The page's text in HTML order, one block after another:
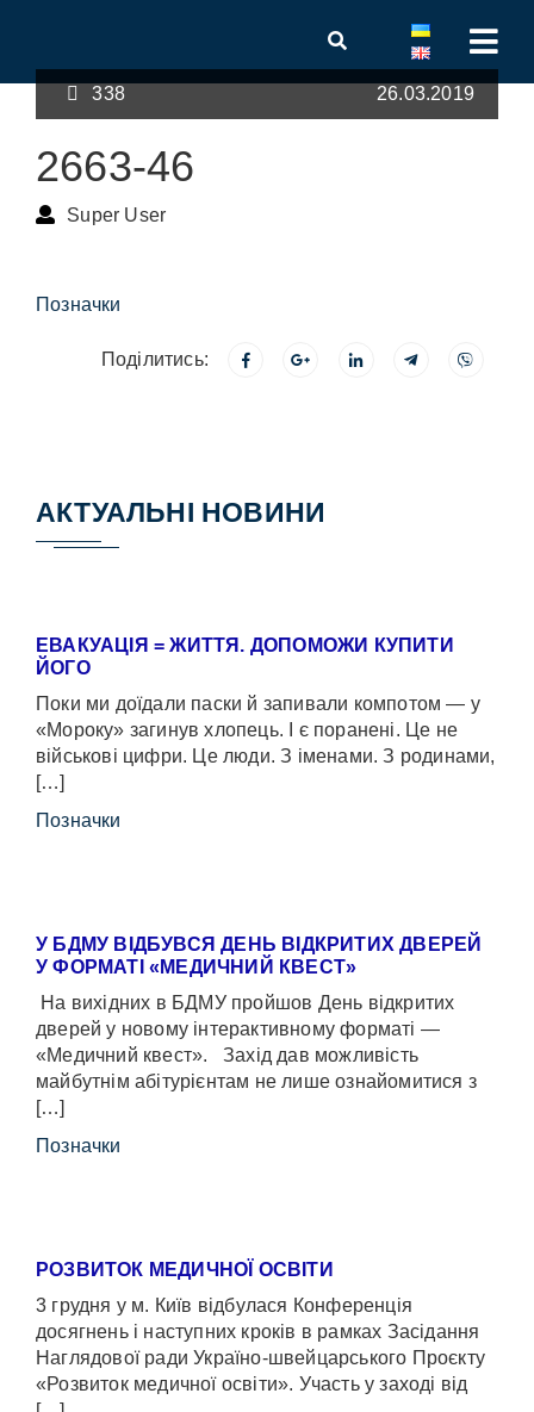
338 26.03.2019
2663-46
Super User
Позначки
Поділитись:
АКТУАЛЬНІ НОВИНИ
ЕВАКУАЦІЯ = ЖИТТЯ. ДОПОМОЖИ КУПИТИ
ЙОГО
Поки ми доїдали паски й запивали компотом — у
«Мороку» загинув хлопець. І є поранені. Це не
військові цифри. Це люди. З іменами. З родинами,
[…]
Позначки
У БДМУ ВІДБУВСЯ ДЕНЬ ВІДКРИТИХ ДВЕРЕЙ
У ФОРМАТІ «МЕДИЧНИЙ КВЕСТ»
На вихідних в БДМУ пройшов День відкритих
дверей у новому інтерактивному форматі —
«Медичний квест». Захід дав можливість
майбутнім абітурієнтам не лише ознайомитися з
[…]
Позначки
РОЗВИТОК МЕДИЧНОЇ ОСВІТИ
3 грудня у м. Київ відбулася Конференція
досягнень і наступних кроків в рамках Засідання
Наглядової ради Україно-швейцарського Проєкту
«Розвиток медичної освіти». Участь у заході від